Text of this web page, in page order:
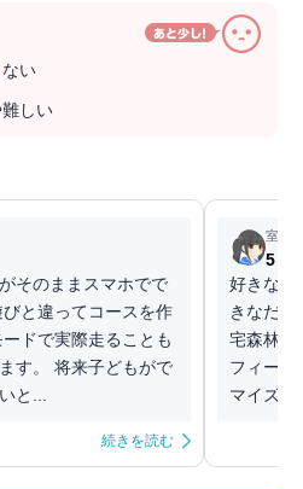
い
しい
そのままスマホでで
と違ってコースを作
ドで実際走ることも
す。 将来子どもがで
と...
続きを読む
室長
5
好きな線
きなだ
宅森林等
フィール
マイズす